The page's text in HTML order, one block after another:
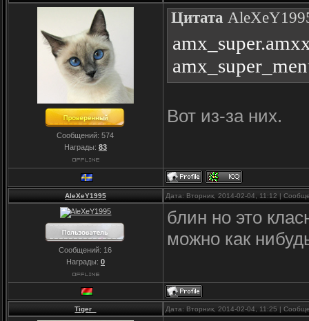
Сообщений:574
Награды: 83
Цитата
Вот из-за них.
AleXeY1995 Дата: Вторник, 2014-02-04, 11:12 |
Сообщений: 16
Награды: 0
блин но это
можно как
Tiger_ Дата: Вторник, 2014-02-04, 11:25 |